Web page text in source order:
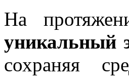
На
уникальный
сохраняя